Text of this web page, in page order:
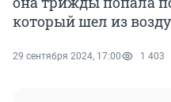
который шел из
29 сентября 2024, 17:00 1 403